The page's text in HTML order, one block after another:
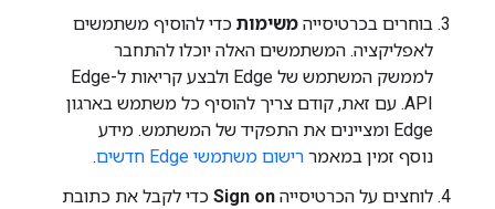
בוחרים בכרטיסייה משימות כדי להוסיף משתמשים
לאפליקציה. המשתמשים האלה יוכלו להתחבר
לממשק המשתמש של Edge ולבצע קריאות ל-Edge
API. עם זאת, קודם צריך להוסיף כל משתמש בארגון
Edge ומציינים את התפקיד של המשתמש. מידע
נוסף זמין במאמר רישום משתמשי Edge חדשים
.
לוחצים על הכרטיסייה Sign on כדי לקבל את כתובת